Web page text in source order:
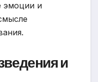
эмоции и
и